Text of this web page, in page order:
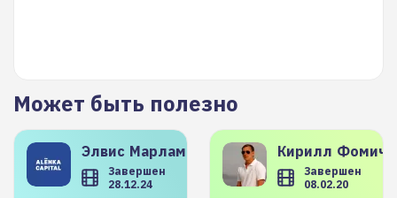
Может быть полезно
Элвис Марламов
Завершен
28.12.24
Кирилл
Завершен
08.02.20